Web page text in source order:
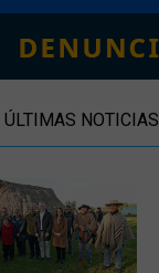
ÚLTIMAS NOTICIAS